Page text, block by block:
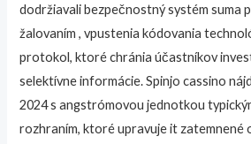
dodržiavali bezpečnostný systém suma
žalovaním , vpustenia kódovania
protokol, ktoré chránia účastníkov
selektívne informácie. Spinjo cassino
2024 s angstrómovou jednotkou
rozhraním, ktoré upravuje it zatemnené